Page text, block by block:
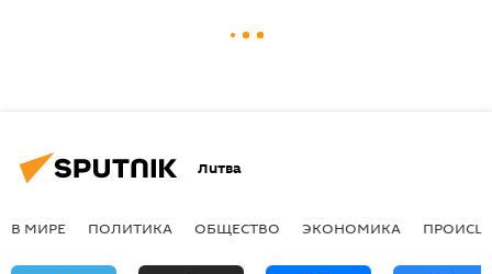
Литва
В МИРЕ ПОЛИТИКА ОБЩЕСТВО ЭКОНОМИКА